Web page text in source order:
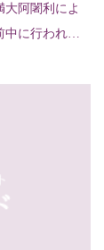
大阿闍利によ
に行われま